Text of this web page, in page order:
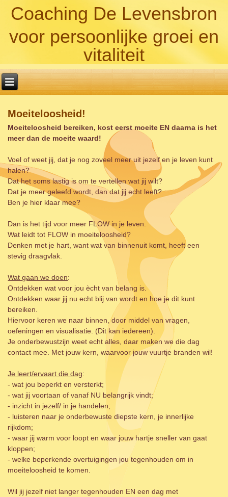
Coaching De Levensbron
voor persoonlijke groei en
vitaliteit
Moeiteloosheid!
Moeiteloosheid bereiken, kost eerst moeite EN daarna is het
meer dan de moeite waard!
Voel of weet jij, dat je nog zoveel meer uit jezelf en je leven kunt
halen?
Dat het soms lastig is om te vertellen wat jij wilt?
Dat je meer geleefd wordt, dan dat jij echt leeft?
Ben je hier klaar mee?
Dan is het tijd voor meer FLOW in je leven.
Wat leidt tot FLOW in moeiteloosheid?
Denken met je hart, want wat van binnenuit komt, heeft een
stevig draagvlak.
Wat gaan we doen:
Ontdekken wat voor jou ècht van belang is.
Ontdekken waar jij nu echt blij van wordt en hoe je dit kunt
bereiken.
Hiervoor keren we naar binnen, door middel van vragen,
oefeningen en visualisatie. (Dit kan iedereen).
Je onderbewustzijn weet echt alles, daar maken we die dag
contact mee. Met jouw kern, waarvoor jouw vuurtje branden wil!
Je leert/ervaart die dag:
- wat jou beperkt en versterkt;
- wat jij voortaan of vanaf NU belangrijk vindt;
- inzicht in jezelf/ in je handelen;
- luisteren naar je onderbewuste diepste kern, je innerlijke
rijkdom;
- waar jij warm voor loopt en waar jouw hartje sneller van gaat
kloppen;
- welke beperkende overtuigingen jou tegenhouden om in
moeiteloosheid te komen.
Wil jij jezelf niet langer tegenhouden EN een dag met